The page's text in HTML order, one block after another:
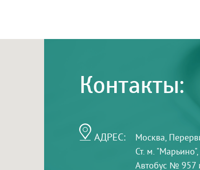
Контакты:
АДРЕС:
Москва,
Ст. м.
Автобус № 957